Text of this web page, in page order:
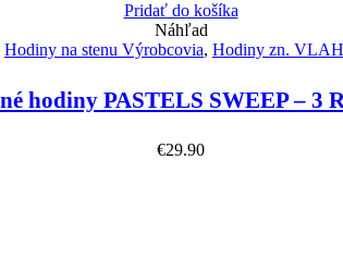
Pridať do košíka
Náhľad
Hodiny na stenu Výrobcovia, Hodiny zn.
hodiny PASTELS SWEEP – 3
€29.90